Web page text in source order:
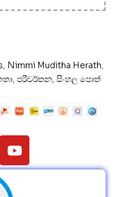
, Nimmi Muditha Herath,
, පරිවර්තන, සිංහල පොත්